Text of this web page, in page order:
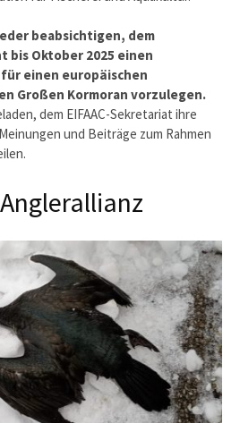
beabsichtigen, dem
bis Oktober 2025 einen
einen europäischen
Großen Kormoran vorzulegen.
dem EIFAAC-Sekretariat ihre
und Beiträge zum Rahmen